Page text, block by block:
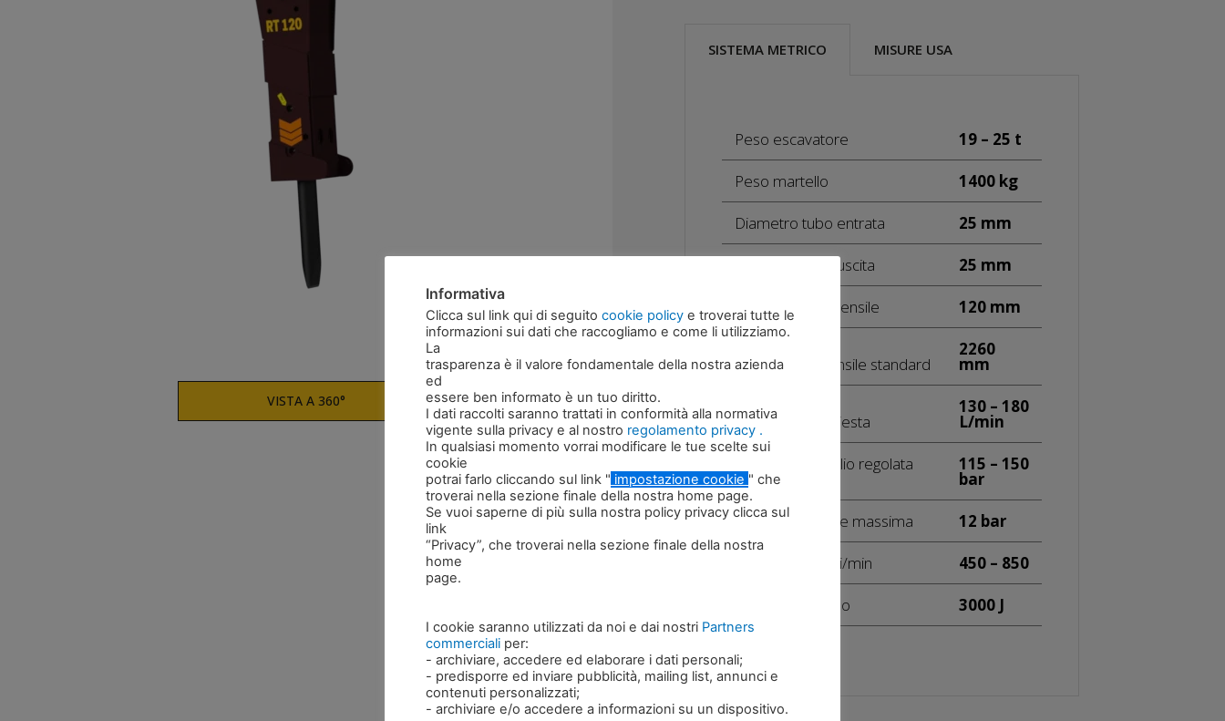
VISTA A 360°
SISTEMA METRICO MISURE USA
Peso escavatore
19 – 25 t
Peso martello
1400 kg
Diametro tubo entrata
25 mm
Diametro tubo uscita
25 mm
Diametro dell’utensile
120 mm
Altezza con utensile standard
2260
mm
Portata olio richiesta
130 – 180
L/min
Pressione dell’olio regolata
dal martello
115 – 150
bar
Contropressione massima
12 bar
Numero di colpi/min
450 – 850
Energia del colpo
3000 J
Informativa
Clicca sul link qui di seguito cookie policy e troverai tutte le
informazioni sui dati che raccogliamo e come li utilizziamo.
La
trasparenza è il valore fondamentale della nostra azienda
ed
essere ben informato è un tuo diritto.
I dati raccolti saranno trattati in conformità alla normativa
vigente sulla privacy e al nostro regolamento privacy .
In qualsiasi momento vorrai modificare le tue scelte sui
cookie
potrai farlo cliccando sul link " impostazione cookie " che
troverai nella sezione finale della nostra home page.
Se vuoi saperne di più sulla nostra policy privacy clicca sul
link
“Privacy”, che troverai nella sezione finale della nostra
home
page.
I cookie saranno utilizzati da noi e dai nostri Partners
commerciali per:
- archiviare, accedere ed elaborare i dati personali;
- predisporre ed inviare pubblicità, mailing list, annunci e
contenuti personalizzati;
- archiviare e/o accedere a informazioni su un dispositivo.